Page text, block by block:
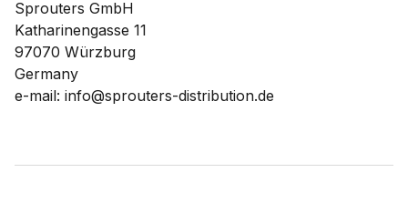
Sprouters GmbH
Katharinengasse 11
97070 Würzburg
Germany
e-mail: info@sprouters-distribution.de